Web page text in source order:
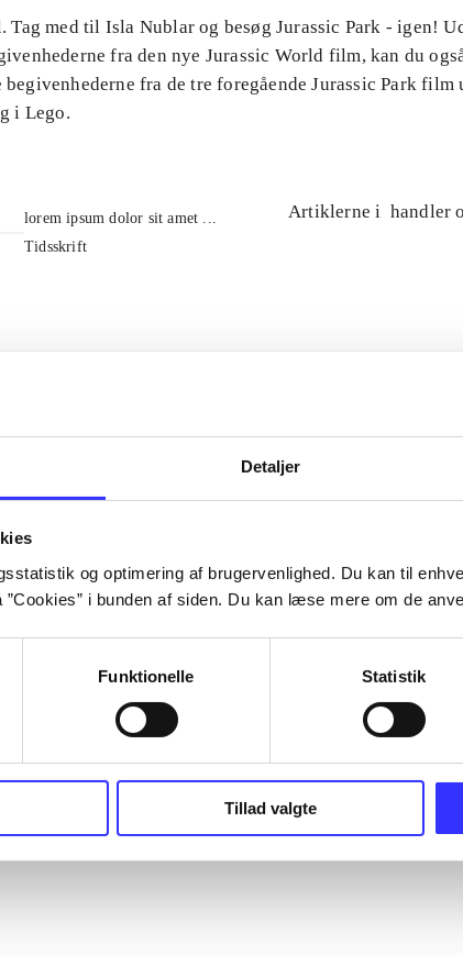
Detaljer
og optimering af brugervenlighed. Du kan til
i bunden af siden. Du kan læse mere om de
Funktionelle Statistik
Tillad valgte
Tag med til Isla Nublar og besøg Jurassic Park - igen!
fra den nye Jurassic World film, kan du
begivenhederne fra de tre foregående Jurassic Park
i Lego.
lorem ipsum dolor sit amet ...
Tidsskrift
Artiklerne i handler